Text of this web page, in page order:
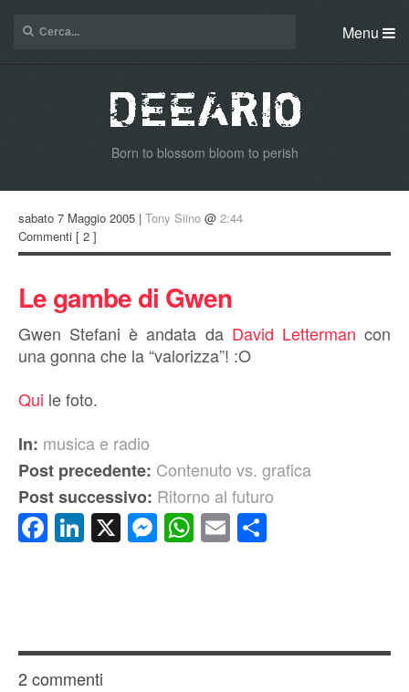
Menu
Born to blossom bloom to perish
sabato 7 Maggio 2005 | Tony Siino @ 2:44
Commenti [ 2 ]
Le gambe di Gwen
Gwen Stefani è andata da David Letterman con
una gonna che la “valorizza”! :O
Qui le foto.
In: musica e radio
Post precedente: Contenuto vs. grafica
Post successivo: Ritorno al futuro
Facebook
LinkedIn
X Messenger
WhatsApp
Email
2 commenti